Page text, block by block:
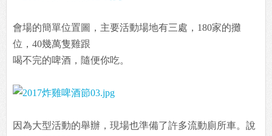
會場的簡單位置圖，主要活動場地有三處，180家的攤
位，40幾萬隻雞跟
喝不完的啤酒，隨便你吃。
因為大型活動的舉辦，現場也準備了許多流動廁所車。說